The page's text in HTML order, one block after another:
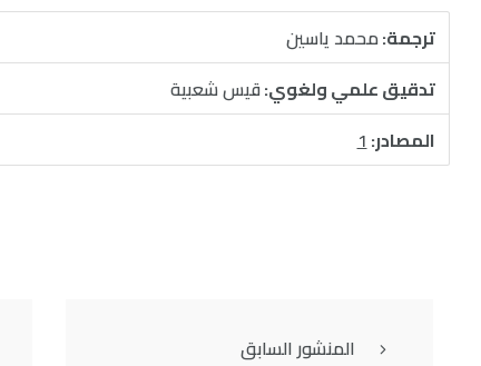
ترجمة:محمد ياسين
تدقيق علمي ولغوي:قيس شعبية
المصادر:1
المنشور السابق